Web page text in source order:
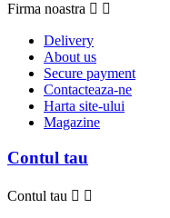
Firma noastra  
Delivery
About us
Secure payment
Contacteaza-ne
Harta site-ului
Magazine
Contul tau
Contul tau  